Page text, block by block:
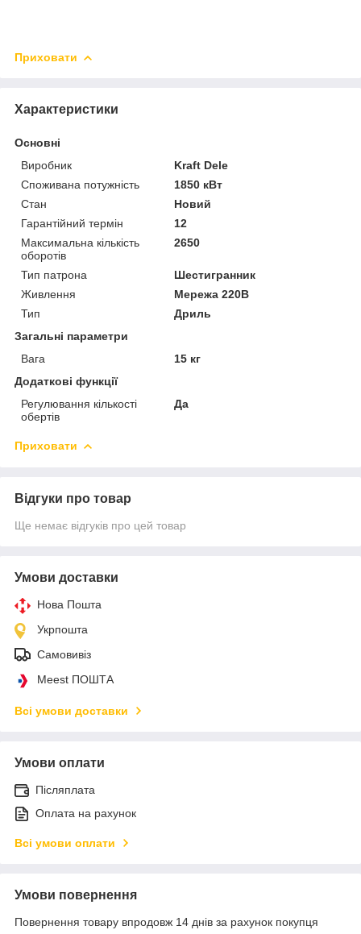
Приховати
Характеристики
Основні
Виробник
Kraft Dele
Споживана потужність
1850 кВт
Стан
Новий
Гарантійний термін
12
Максимальна кількість
оборотів
2650
Тип патрона
Шестигранник
Живлення
Мережа 220В
Тип
Дриль
Загальні параметри
Вага
15 кг
Додаткові функції
Регулювання кількості
обертів
Да
Приховати
Відгуки про товар
Ще немає відгуків про цей товар
Умови доставки
Нова Пошта
Укрпошта
Самовивіз
Meest ПОШТА
Всі умови доставки
Умови оплати
Післяплата
Оплата на рахунок
Всі умови оплати
Умови повернення
Повернення товару впродовж 14 днів за рахунок покупця